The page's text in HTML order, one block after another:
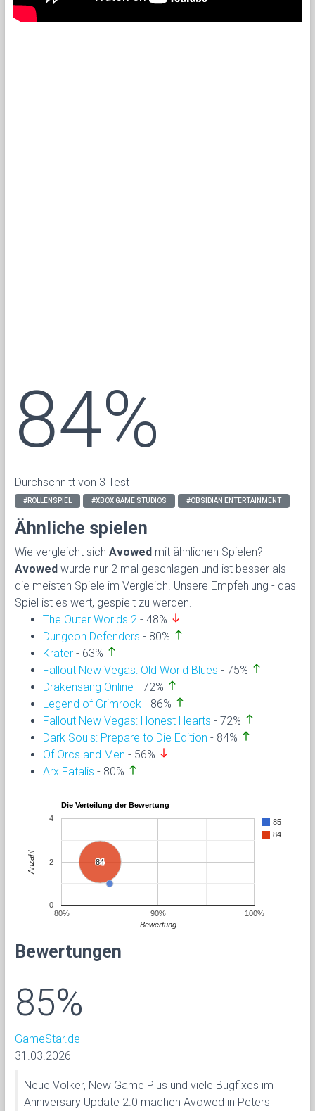
84%
Durchschnitt von 3 Test
#ROLLENSPIEL #XBOX GAME STUDIOS #OBSIDIAN ENTERTAINMENT
Ähnliche spielen
Wie vergleicht sich Avowed mit ähnlichen Spielen?
Avowed wurde nur 2 mal geschlagen und ist besser als
die meisten Spiele im Vergleich. Unsere Empfehlung - das
Spiel ist es wert, gespielt zu werden.
The Outer Worlds 2 - 48% south
Dungeon Defenders - 80% north
Krater - 63% north
Fallout New Vegas: Old World Blues - 75% north
Drakensang Online - 72% north
Legend of Grimrock - 86% north
Fallout New Vegas: Honest Hearts - 72% north
Dark Souls: Prepare to Die Edition - 84% north
Of Orcs and Men - 56% south
Arx Fatalis - 80% north
Die Verteilung der Bewertung
85
84
84
84
80% 90% 100%
0
2
4
Bewertung
Anzahl
Bewertungen
85%
GameStar.de
31.03.2026
Neue Völker, New Game Plus und viele Bugfixes im
Anniversary Update 2.0 machen Avowed in Peters